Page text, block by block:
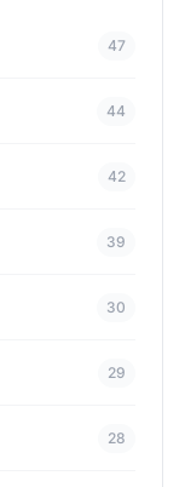
47
44
42
39
30
29
28